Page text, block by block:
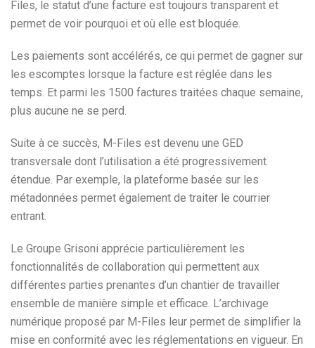
Files, le statut d’une facture est toujours transparent et
permet de voir pourquoi et où elle est bloquée.
Les paiements sont accélérés, ce qui permet de gagner sur
les escomptes lorsque la facture est réglée dans les
temps. Et parmi les 1500 factures traitées chaque semaine,
plus aucune ne se perd.
Suite à ce succès, M-Files est devenu une GED
transversale dont l’utilisation a été progressivement
étendue. Par exemple, la plateforme basée sur les
métadonnées permet également de traiter le courrier
entrant.
Le Groupe Grisoni apprécie particulièrement les
fonctionnalités de collaboration qui permettent aux
différentes parties prenantes d’un chantier de travailler
ensemble de manière simple et efficace. L’archivage
numérique proposé par M-Files leur permet de simplifier la
mise en conformité avec les réglementations en vigueur. En